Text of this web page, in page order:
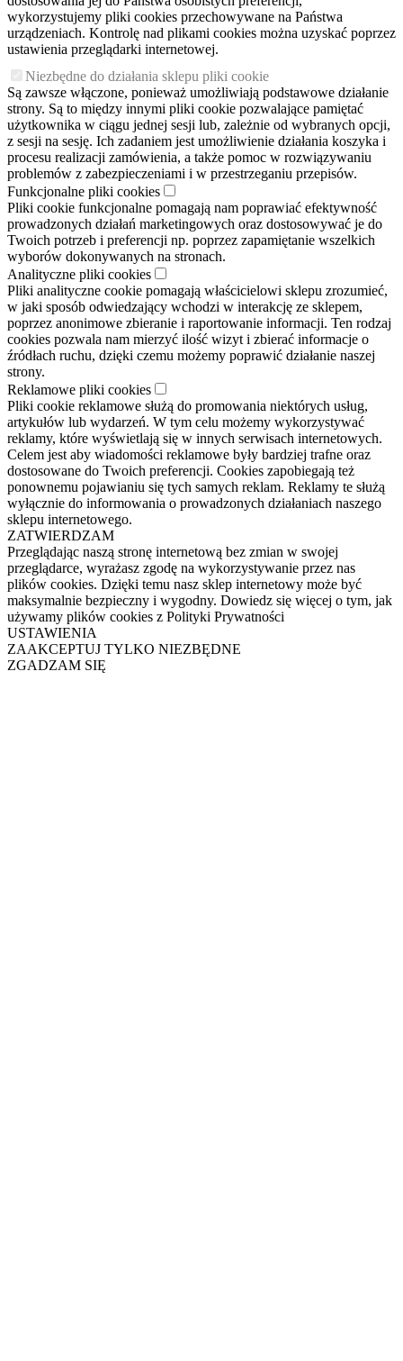
wykorzystujemy pliki cookies przechowywane na Państwa
urządzeniach. Kontrolę nad plikami cookies można uzyskać poprzez
ustawienia przeglądarki internetowej.
Niezbędne do działania sklepu pliki cookie
Są zawsze włączone, ponieważ umożliwiają podstawowe działanie
strony. Są to między innymi pliki cookie pozwalające pamiętać
użytkownika w ciągu jednej sesji lub, zależnie od wybranych opcji,
z sesji na sesję. Ich zadaniem jest umożliwienie działania koszyka i
procesu realizacji zamówienia, a także pomoc w rozwiązywaniu
problemów z zabezpieczeniami i w przestrzeganiu przepisów.
Funkcjonalne pliki cookies
Pliki cookie funkcjonalne pomagają nam poprawiać efektywność
prowadzonych działań marketingowych oraz dostosowywać je do
Twoich potrzeb i preferencji np. poprzez zapamiętanie wszelkich
wyborów dokonywanych na stronach.
Analityczne pliki cookies
Pliki analityczne cookie pomagają właścicielowi sklepu zrozumieć,
w jaki sposób odwiedzający wchodzi w interakcję ze sklepem,
poprzez anonimowe zbieranie i raportowanie informacji. Ten rodzaj
cookies pozwala nam mierzyć ilość wizyt i zbierać informacje o
źródłach ruchu, dzięki czemu możemy poprawić działanie naszej
strony.
Reklamowe pliki cookies
Pliki cookie reklamowe służą do promowania niektórych usług,
artykułów lub wydarzeń. W tym celu możemy wykorzystywać
reklamy, które wyświetlają się w innych serwisach internetowych.
Celem jest aby wiadomości reklamowe były bardziej trafne oraz
dostosowane do Twoich preferencji. Cookies zapobiegają też
ponownemu pojawianiu się tych samych reklam. Reklamy te służą
wyłącznie do informowania o prowadzonych działaniach naszego
sklepu internetowego.
ZATWIERDZAM
Przeglądając naszą stronę internetową bez zmian w swojej
przeglądarce, wyrażasz zgodę na wykorzystywanie przez nas
plików cookies. Dzięki temu nasz sklep internetowy może być
maksymalnie bezpieczny i wygodny. Dowiedz się więcej o tym, jak
używamy plików cookies z Polityki Prywatności
USTAWIENIA
ZAAKCEPTUJ TYLKO NIEZBĘDNE
ZGADZAM SIĘ